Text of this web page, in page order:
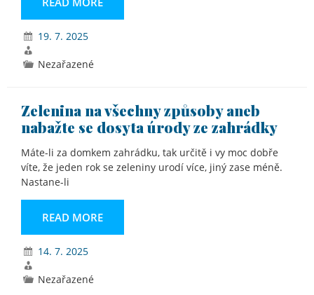
19. 7. 2025
Nezařazené
Zelenina na všechny způsoby aneb
nabažte se dosyta úrody ze zahrádky
Máte-li za domkem zahrádku, tak určitě i vy moc dobře
víte, že jeden rok se zeleniny urodí více, jiný zase méně.
Nastane-li
READ MORE
14. 7. 2025
Nezařazené